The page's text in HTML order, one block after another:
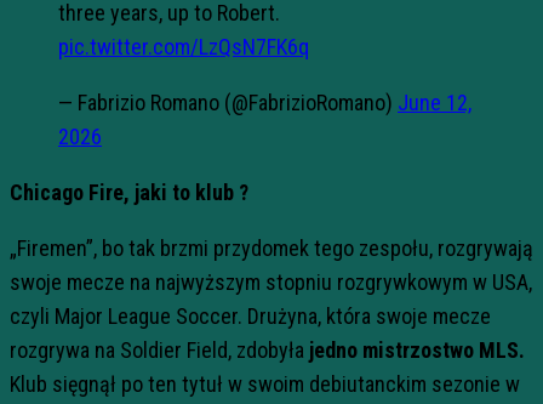
three years, up to Robert.
pic.twitter.com/LzQsN7FK6q
— Fabrizio Romano (@FabrizioRomano) June 12,
2026
Chicago Fire, jaki to klub ?
„Firemen”, bo tak brzmi przydomek tego zespołu, rozgrywają
swoje mecze na najwyższym stopniu rozgrywkowym w USA,
czyli Major League Soccer. Drużyna, która swoje mecze
rozgrywa na Soldier Field, zdobyła jedno mistrzostwo MLS.
Klub sięgnął po ten tytuł w swoim debiutanckim sezonie w